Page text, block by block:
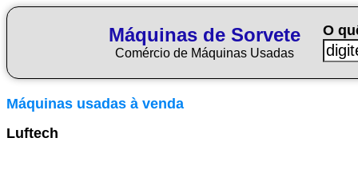
Máquinas de Sorvete
Comércio de Máquinas Usadas
O
Máquinas usadas à venda
Luftech